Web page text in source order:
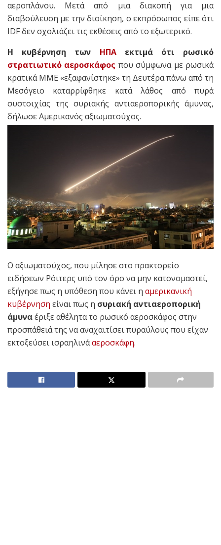
αεροπλάνου.
Μετά από μια διακοπή για μια
διαβούλευση με την διοίκηση, ο εκπρόσωπος είπε ότι
IDF δεν σχολιάζει τις εκθέσεις από το εξωτερικό.
Η κυβέρνηση των ΗΠΑεκτιμά ότι ρωσικό
στρατιωτικό αεροσκάφος που σύμφωνα με ρωσικά
κρατικά ΜΜΕ «εξαφανίστηκε» τη Δευτέρα πάνω από τη
Μεσόγειο καταρρίφθηκε κατά λάθος από πυρά
συστοιχίας της συριακής αντιαεροπορικής άμυνας,
δήλωσε Αμερικανός αξιωματούχος.
Ο αξιωματούχος, που μίλησε στο πρακτορείο
ειδήσεων Ρόιτερς υπό τον όρο να μην κατονομαστεί,
εξήγησε πως η υπόθεση που κάνει η αμερικανική
κυβέρνηση είναι πως η συριακή αντιαεροπορική
άμυναέριξε αθέλητα το ρωσικό αεροσκάφος στην
προσπάθειά της να αναχαιτίσει πυραύλους που είχαν
εκτοξεύσει ισραηλινάαεροσκάφη.